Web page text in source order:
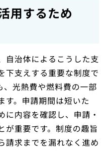
用するため
自治体によるこうした支
下支えする重要な制度で
、光熱費や燃料費の一部
す。申請期間は短いた
に内容を確認し、申請・
が重要です。制度の趣旨
請求までを漏れなく進め